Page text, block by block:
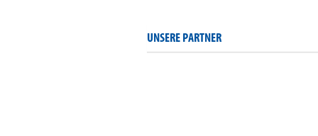
UNSERE PARTNER